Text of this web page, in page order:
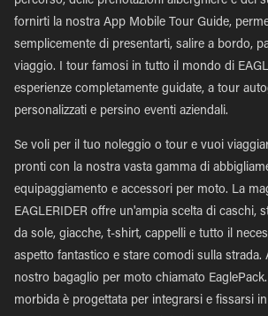
fornirti la nostra App Mobile Tour Guide,
semplicemente di presentarti, salire a bordo,
viaggio. I tour famosi in tutto il mondo di
esperienze completamente guidate, a tour
personalizzati e persino eventi aziendali.
Se voli per il tuo noleggio o tour e vuoi
pronti con la nostra vasta gamma di
equipaggiamento e accessori per moto. La
EAGLERIDER offre un'ampia scelta di caschi,
da sole, giacche, t-shirt, cappelli e tutto il
aspetto fantastico e stare comodi sulla strada.
nostro bagaglio per moto chiamato
morbida è progettata per integrarsi e fissarsi